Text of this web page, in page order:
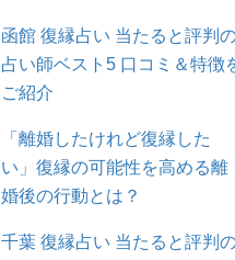
函館 復縁占い 当たると評判
占い師ベスト5 口コミ＆特徴
ご紹介
「離婚したけれど復縁した
い」復縁の可能性を高める離
婚後の行動とは？
千葉 復縁占い 当たると評判